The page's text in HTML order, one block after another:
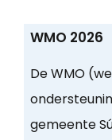
WMO 2026
De WMO
gemeente